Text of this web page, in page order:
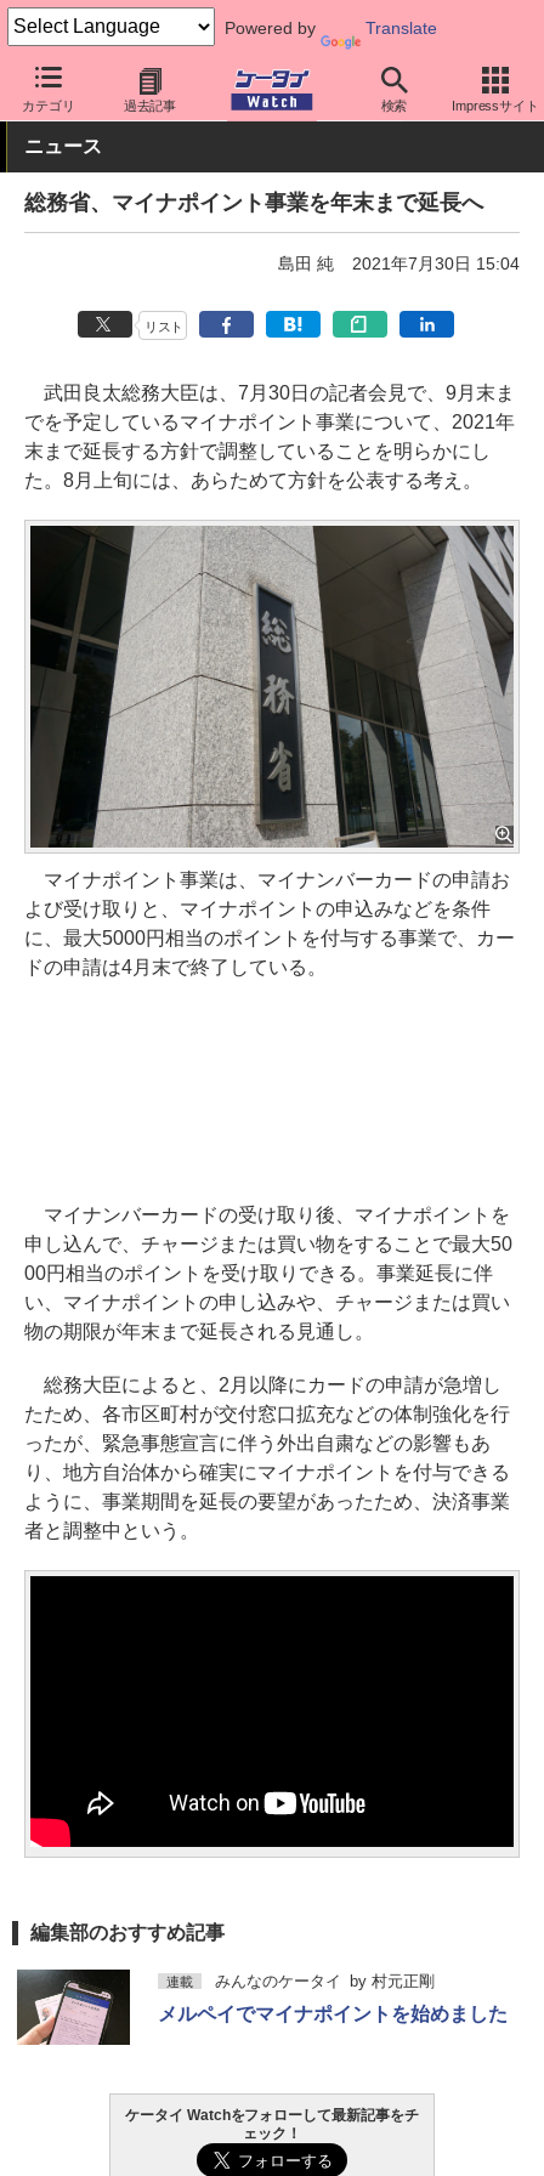
Powered by Translate
カテゴリ 過去記事 検索 Impressサイト
ケータイ Watch アプリ・サービス 決済/金融
ニュース
総務省、マイナポイント事業を年末まで延長へ
島田 純 2021年7月30日 15:04
リスト
武田良太総務大臣は、7月30日の記者会見で、9月末ま
でを予定しているマイナポイント事業について、2021年
末まで延長する方針で調整していることを明らかにし
た。8月上旬には、あらためて方針を公表する考え。
マイナポイント事業は、マイナンバーカードの申請お
よび受け取りと、マイナポイントの申込みなどを条件
に、最大5000円相当のポイントを付与する事業で、カー
ドの申請は4月末で終了している。
マイナンバーカードの受け取り後、マイナポイントを
申し込んで、チャージまたは買い物をすることで最大50
00円相当のポイントを受け取りできる。事業延長に伴
い、マイナポイントの申し込みや、チャージまたは買い
物の期限が年末まで延長される見通し。
総務大臣によると、2月以降にカードの申請が急増し
たため、各市区町村が交付窓口拡充などの体制強化を行
ったが、緊急事態宣言に伴う外出自粛などの影響もあ
り、地方自治体から確実にマイナポイントを付与できる
ように、事業期間を延長の要望があったため、決済事業
者と調整中という。
編集部のおすすめ記事
連載 みんなのケータイ by 村元正剛
メルペイでマイナポイントを始めました
ケータイ Watchをフォローして最新記事をチ
ェック！